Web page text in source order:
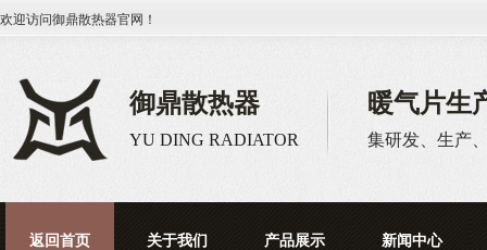
欢迎访问御鼎散热器官网！
御鼎散热器 暖气片生
YU DING RADIATOR 集研发、生产
返回首页 关于我们 产品展示 新闻中心